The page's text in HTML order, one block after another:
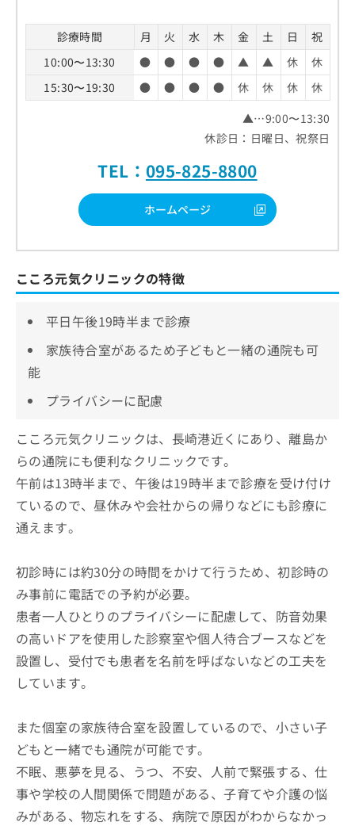
診療時間 月 火 水 木 金 土 日
祝
10:00〜13:30
● ● ● ● ▲ ▲ 休
休
15:30〜19:30
● ● ● ● 休 休 休
休
▲…9:00〜13:30
休診日：日曜日、祝祭日
TEL： 095-825-8800
ホームページ
こころ元気クリニックの特徴
平日午後19時半まで診療
家族待合室があるため子どもと一緒の通院も可
能
プライバシーに配慮
こころ元気クリニックは、長崎港近くにあり、離島か
らの通院にも便利なクリニックです。
午前は13時半まで、午後は19時半まで診療を受け付け
ているので、昼休みや会社からの帰りなどにも診療に
通えます。
初診時には約30分の時間をかけて行うため、初診時の
み事前に電話での予約が必要。
患者一人ひとりのプライバシーに配慮して、防音効果
の高いドアを使用した診察室や個人待合ブースなどを
設置し、受付でも患者を名前を呼ばないなどの工夫を
しています。
また個室の家族待合室を設置しているので、小さい子
どもと一緒でも通院が可能です。
不眠、悪夢を見る、うつ、不安、人前で緊張する、仕
事や学校の人間関係で問題がある、子育てや介護の悩
みがある、物忘れをする、病院で原因がわからなかっ